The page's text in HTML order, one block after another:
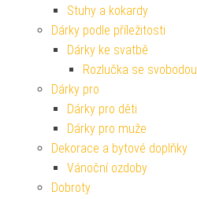
Stuhy a kokardy
Dárky podle příležitosti
Dárky ke svatbě
Rozlučka se svobodou
Dárky pro
Dárky pro děti
Dárky pro muže
Dekorace a bytové doplňky
Vánoční ozdoby
Dobroty